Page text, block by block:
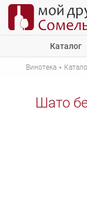
Каталог
Винотека ·
Шато